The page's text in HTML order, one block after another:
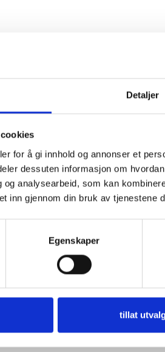
Detaljer
for å gi innhold og annonser et
dessuten informasjon om
og analysearbeid, som kan
inn gjennom din bruk av tjenestene
Egenskaper
tillat